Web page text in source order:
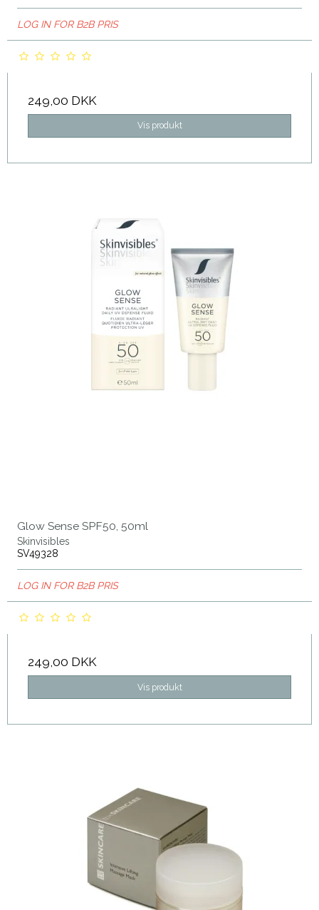
LOG IN FOR B2B PRIS
249,00 DKK
Vis produkt
Glow Sense SPF50, 50ml
Skinvisibles
SV49328
LOG IN FOR B2B PRIS
249,00 DKK
Vis produkt